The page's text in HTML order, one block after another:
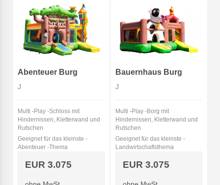
Abenteuer Burg
J
Multi -Play -Schloss mit
Hindernissen, Kletterwand und
Rutschen
Geeignet für das kleinste -
Abenteuer -Thema
EUR 3.075
Bauernhaus Burg
J
Multi -Play -Borg mit
Hindernissen, Kletterwand und
Rutschen
Geeignet für das kleinste -
Landwirtschaftsthema
EUR 3.075